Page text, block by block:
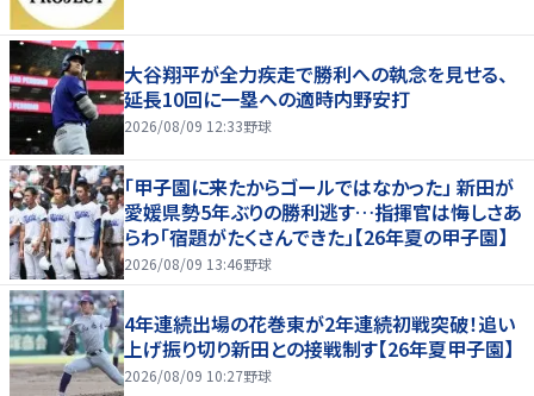
大谷翔平が全力疾走で勝利への執念を見せる、
延長10回に一塁への適時内野安打
2026/08/09 12:33野球
「甲子園に来たからゴールではなかった」 新田が
愛媛県勢5年ぶりの勝利逃す…指揮官は悔しさあ
らわ「宿題がたくさんできた」【26年夏の甲子園】
2026/08/09 13:46野球
4年連続出場の花巻東が2年連続初戦突破！追い
上げ振り切り新田との接戦制す【26年夏甲子園】
2026/08/09 10:27野球